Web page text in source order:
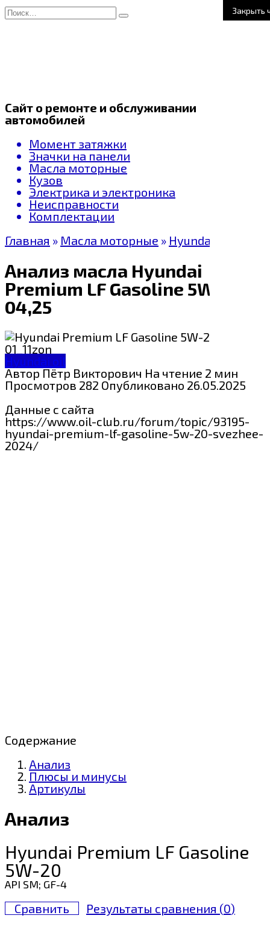
Закрыть
Перейти
к
Search
for:
Сайт о ремонте и обслуживании
автомобилей
Момент затяжки
Значки на панели
Масла моторные
Кузов
Электрика и электроника
Неисправности
Комплектации
Главная » Масла моторные » Hyundai oil
Анализ масла Hyundai
Premium LF Gasoline 5W-20
04,25
Hyundai oil
АвторПётр Викторович На чтение 2 мин
Просмотров 282 Опубликовано 26.05.2025
Данные с сайта
https://www.oil-club.ru/forum/topic/93195-
hyundai-premium-lf-gasoline-5w-20-svezhee-
2024/
Содержание
Анализ
Плюсы и минусы
Артикулы
Анализ
Hyundai Premium LF Gasoline
5W-20
API SM; GF-4
Сравнить Результаты сравнения (0)